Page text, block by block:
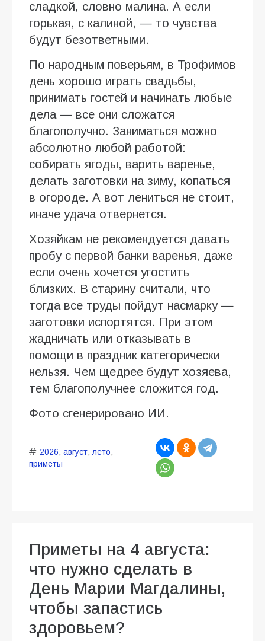
сладкой, словно малина. А если
горькая, с калиной, — то чувства
будут безответными.
По народным поверьям, в Трофимов
день хорошо играть свадьбы,
принимать гостей и начинать любые
дела — все они сложатся
благополучно. Заниматься можно
абсолютно любой работой:
собирать ягоды, варить варенье,
делать заготовки на зиму, копаться
в огороде. А вот лениться не стоит,
иначе удача отвернется.
Хозяйкам не рекомендуется давать
пробу с первой банки варенья, даже
если очень хочется угостить
близких. В старину считали, что
тогда все труды пойдут насмарку —
заготовки испортятся. При этом
жадничать или отказывать в
помощи в праздник категорически
нельзя. Чем щедрее будут хозяева,
тем благополучнее сложится год.
Фото сгенерировано ИИ.
2026, август,лето,
приметы
Приметы на 4 августа:
что нужно сделать в
День Марии Магдалины,
чтобы запастись
здоровьем?